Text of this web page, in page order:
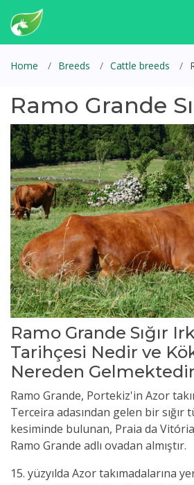
Home Breeds Cattle breeds
Ramo Grande
Ramo Grande Sığır
Tarihçesi Nedir ve
Nereden
Ramo Grande, Portekiz'in Azor
Terceira adasından gelen bir sığır
kesiminde bulunan, Praia da
Ramo Grande adlı ovadan almıştır.
15. yüzyılda Azor takımadalarına